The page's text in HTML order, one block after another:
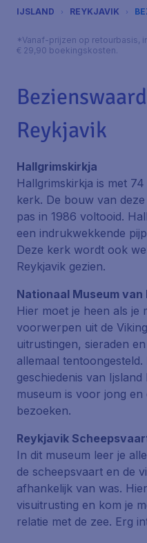
IJSLAND REYKJAVIK
*Vanaf-prijzen op retourbasis,
€ 29,90 boekingskosten.
Reykjavik
Hallgrimskirkja
Hallgrimskirkja is met
kerk. De bouw van
pas in 1986 voltooid.
een indrukwekkende
Deze kerk wordt ook
Reykjavik gezien.
Nationaal Museum van
Hier moet je heen als je
voorwerpen uit de
uitrustingen, sieraden
allemaal
geschiedenis van
museum is voor jong
bezoeken.
Reykjavik
In dit museum leer je
de scheepsvaart en de
afhankelijk van was.
visuitrusting en kom je
relatie met de zee. Erg